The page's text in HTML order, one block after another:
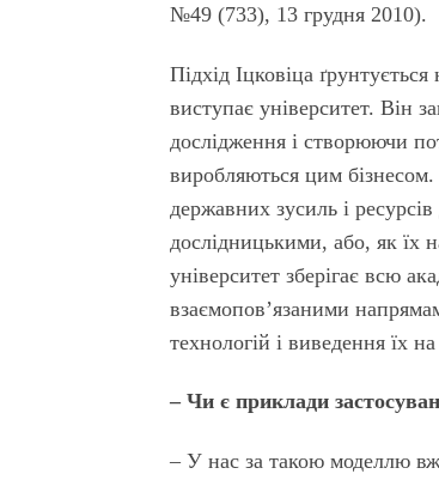
№49 (733), 13 грудня 2010).
Підхід Іцковіца
виступає університет. Він
дослідження і створюючи
виробляються цим
державних зусиль і
дослідницькими, або, як їх
університет зберігає всю
взаємопов’язаними
технологій і виведення їх
– Чи є приклади
– У нас за такою моделлю